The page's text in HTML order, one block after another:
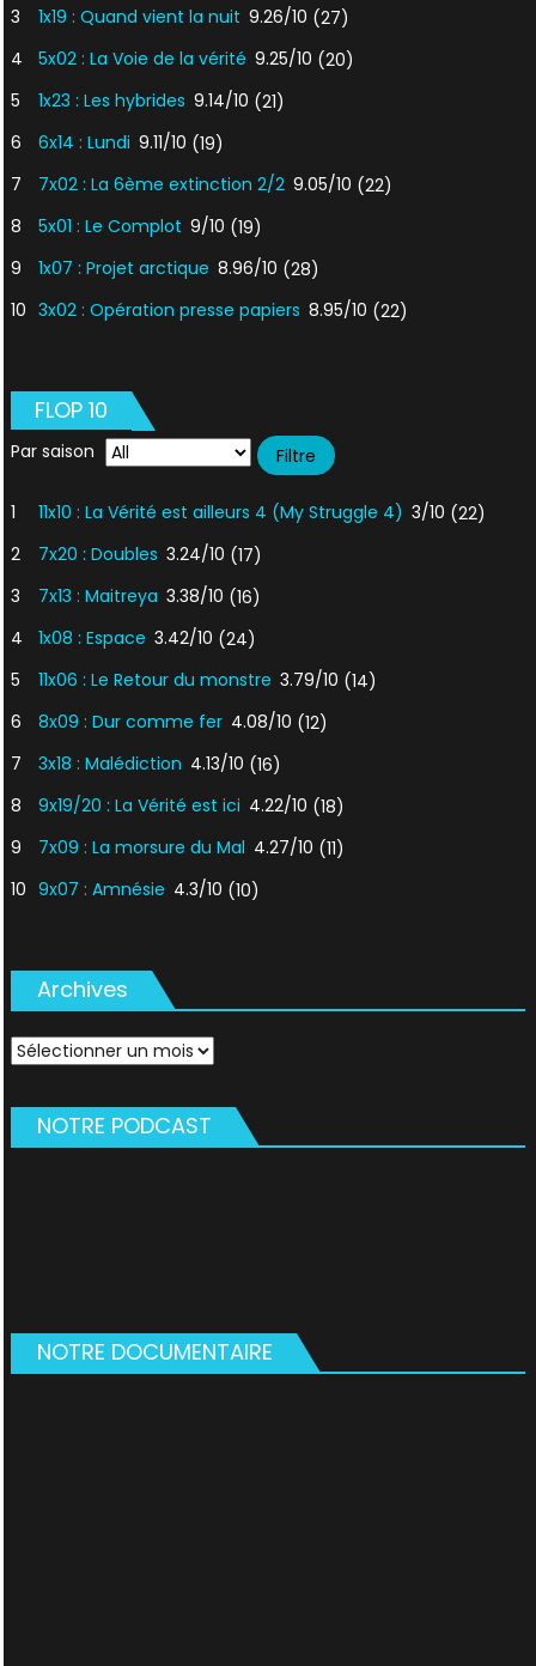
3 1x19 : Quand vient la nuit 9.26/10 (27)
4
5x02 : La Voie de la vérité 9.25/10 (20)
5
1x23 : Les hybrides 9.14/10 (21)
6
6x14 : Lundi 9.11/10 (19)
7
7x02 : La 6ème extinction 2/2 9.05/10 (22)
8
5x01 : Le Complot 9/10 (19)
9
1x07 : Projet arctique 8.96/10 (28)
10 3x02 : Opération presse papiers 8.95/10 (22)
FLOP 10
Par saison
1 11x10 : La Vérité est ailleurs 4 (My Struggle 4) 3/10 (22)
2
7x20 : Doubles 3.24/10 (17)
3
7x13 : Maitreya 3.38/10 (16)
4
1x08 : Espace 3.42/10 (24)
5
11x06 : Le Retour du monstre 3.79/10 (14)
6
8x09 : Dur comme fer 4.08/10 (12)
7
3x18 : Malédiction 4.13/10 (16)
8
9x19/20 : La Vérité est ici 4.22/10 (18)
9
7x09 : La morsure du Mal 4.27/10 (11)
10 9x07 : Amnésie 4.3/10 (10)
Archives
Archives
NOTRE PODCAST
NOTRE DOCUMENTAIRE